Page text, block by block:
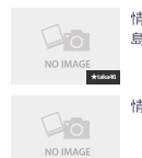
★taka46